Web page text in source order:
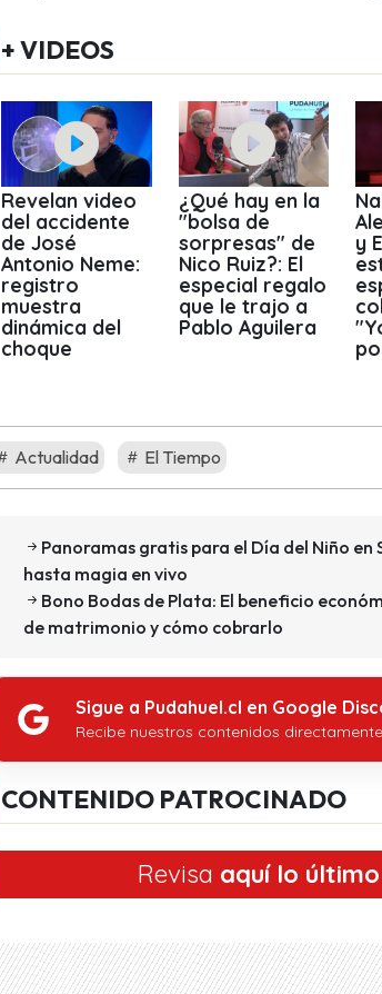
+ VIDEOS
Revelan video
del accidente
de José
Antonio Neme:
registro
muestra
dinámica del
choque
¿Qué hay en la
"bolsa de
sorpresas" de
Nico Ruiz?: El
especial regalo
que le trajo a
Pablo Aguilera
y
Actualidad El Tiempo
Panoramas gratis para el Día del Niño en
hasta magia en vivo
Bono Bodas de Plata: El beneficio
de matrimonio y cómo cobrarlo
Sigue a Pudahuel.cl en Google
Recibe nuestros contenidos
CONTENIDO PATROCINADO
Revisa aquí lo último